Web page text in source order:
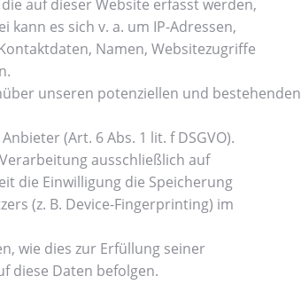
auf dieser Website erfasst werden,
es sich v. a. um IP-Adressen,
Namen, Websitezugriffe
unseren potenziellen und
(Art. 6 Abs. 1 lit. f DSGVO).
ausschließlich auf
die Einwilligung die Speicherung
(z. B. Device-Fingerprinting) im
wie dies zur Erfüllung seiner
diese Daten befolgen.